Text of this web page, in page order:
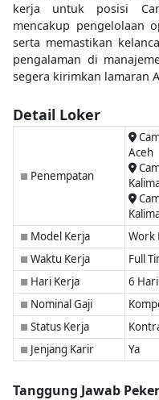
kerja untuk posisi
mencakup pengelolaan
serta memastikan
pengalaman di
segera kirimkan lamaran
Detail Loker
■ Penempatan
Aceh
■ Model Kerja Work
■ Waktu Kerja Full
■ Hari Kerja 6
■ Nominal Gaji
■ Status Kerja
■ Jenjang Karir Ya
Tanggung Jawab